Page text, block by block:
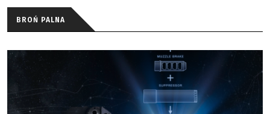
BROŃ PALNA